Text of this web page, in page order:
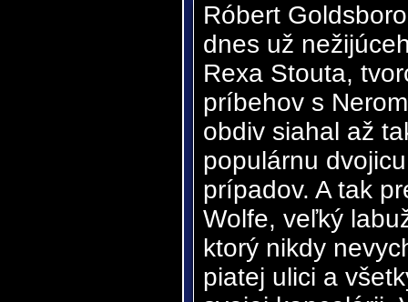
Róbert
dnes už
Rexa Stouta,
príbehov s
obdiv siahal až
populárnu
prípadov. A tak
Wolfe, veľký
ktorý nikdy
piatej ulici a